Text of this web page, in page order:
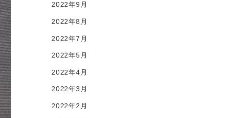
2022年9月
2022年8月
2022年7月
2022年5月
2022年4月
2022年3月
2022年2月